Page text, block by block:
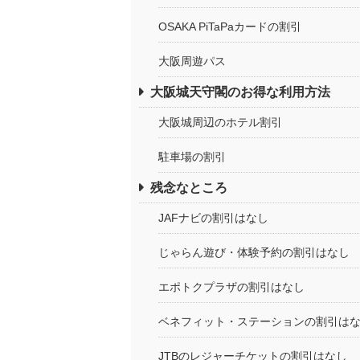
OSAKA PiTaPaカードの割引
大阪周遊パス
大阪城天守閣のお得な利用方法
大阪城周辺のホテル割引
駐車場の割引
残念なところ
JAFナビの割引はなし
じゃらん遊び・体験予約の割引はなし
エポトクプラザの割引はなし
ベネフィット・ステーションの割引は
JTBのレジャーチケットの割引はなし